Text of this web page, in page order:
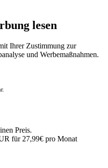
lesen
Ihrer Zustimmung zur
und Werbemaßnahmen.
Preis.
für 27,99€ pro Monat